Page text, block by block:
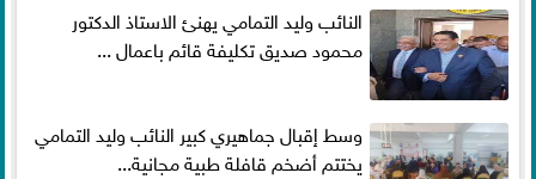
النائب وليد التمامي يهنئ الاستاذ الدكتور
محمود صديق تكليفة قائم باعمال ...
وسط إقبال جماهيري كبير النائب وليد التمامي
يختتم أضخم قافلة طبية مجانية...